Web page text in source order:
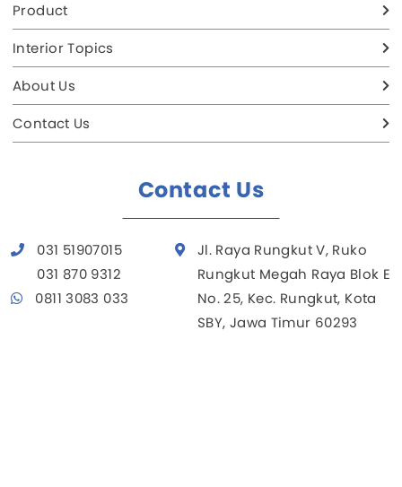
Product
Interior Topics
About Us
Contact Us
Contact Us
031 51907015
031 870 9312
0811 3083 033
Jl. Raya Rungkut V, Ruko
Rungkut Megah Raya Blok E
No. 25, Kec. Rungkut, Kota
SBY, Jawa Timur 60293